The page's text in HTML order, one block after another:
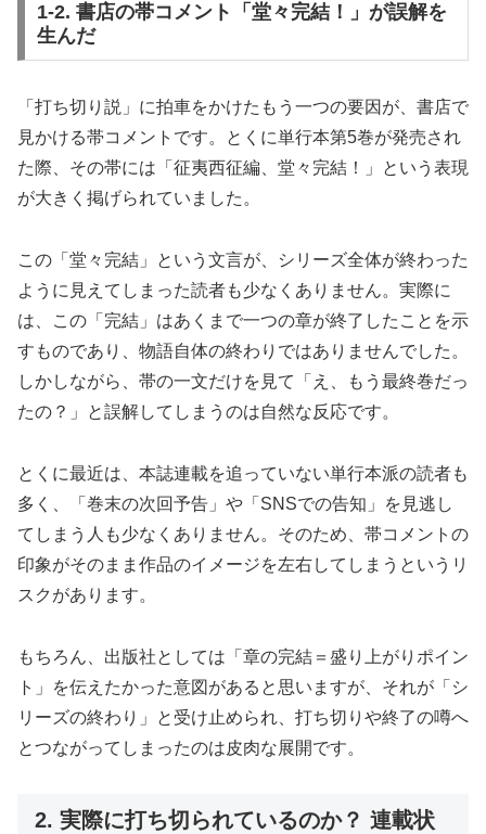
1-2. 書店の帯コメント「堂々完結！」が誤解を
生んだ
「打ち切り説」に拍車をかけたもう一つの要因が、書店で
見かける帯コメントです。とくに単行本第5巻が発売され
た際、その帯には「征夷西征編、堂々完結！」という表現
が大きく掲げられていました。
この「堂々完結」という文言が、シリーズ全体が終わった
ように見えてしまった読者も少なくありません。実際に
は、この「完結」はあくまで一つの章が終了したことを示
すものであり、物語自体の終わりではありませんでした。
しかしながら、帯の一文だけを見て「え、もう最終巻だっ
たの？」と誤解してしまうのは自然な反応です。
とくに最近は、本誌連載を追っていない単行本派の読者も
多く、「巻末の次回予告」や「SNSでの告知」を見逃し
てしまう人も少なくありません。そのため、帯コメントの
印象がそのまま作品のイメージを左右してしまうというリ
スクがあります。
もちろん、出版社としては「章の完結＝盛り上がりポイン
ト」を伝えたかった意図があると思いますが、それが「シ
リーズの終わり」と受け止められ、打ち切りや終了の噂へ
とつながってしまったのは皮肉な展開です。
2. 実際に打ち切られているのか？ 連載状